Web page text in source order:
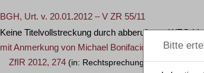
BGH, Urt. v. 20.01.2012 – V ZR 55/11
Keine Titelvollstreckung durch abberufenen WEG-
mit Anmerkung von Michael Bonifacio
ZfIR 2012, 274 (in: Rechtsprechung,